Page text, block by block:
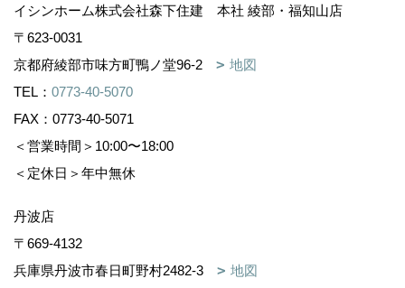
イシンホーム株式会社森下住建 本社 綾部・福知山店
〒623-0031
京都府綾部市味方町鴨ノ堂96-2
地図
TEL： 0773-40-5070
FAX：0773-40-5071
＜営業時間＞10:00〜18:00
＜定休日＞年中無休
丹波店
〒669-4132
兵庫県丹波市春日町野村2482-3
地図